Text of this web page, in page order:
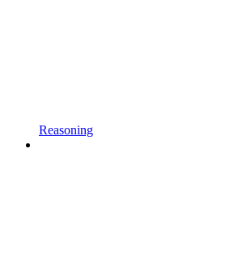
Reasoning